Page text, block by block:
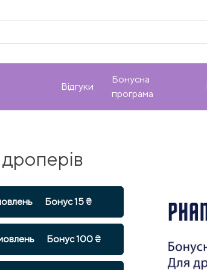
Відгуки
Бонусна
програма
Бонус 15 ₴
Бонус 100 ₴